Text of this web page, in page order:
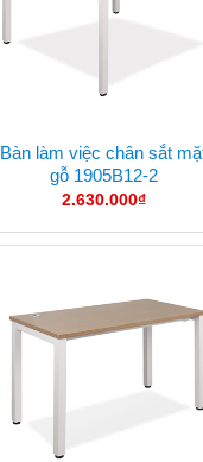
Bàn làm việc chân sắt
gỗ 1905B12-2
2.630.000₫